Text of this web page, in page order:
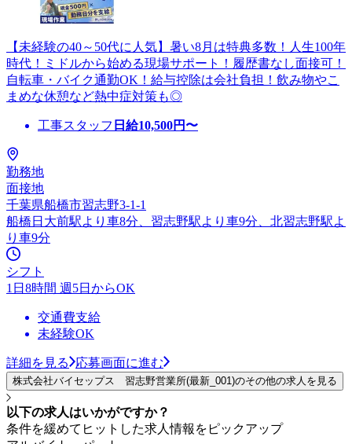
【未経験の40～50代に人気】暑い8月は特典多数！人生100年
時代！ミドルから始める現場サポート！履歴書なし面接可！
自転車・バイク通勤OK！給与控除は会社負担！飲み物やこ
まめな休憩など熱中症対策も◎
工事スタッフ 日給10,500円〜
勤務地
面接地
千葉県船橋市習志野3-1-1
船橋日大前駅より車8分、習志野駅より車9分、北習志野駅よ
り車9分
シフト
1日8時間 週5日からOK
交通費支給
未経験OK
詳細を見る 応募画面に進む
株式会社バイセップス 習志野営業所(最新_001)のその他の求人を見る
以下の求人はいかがですか？
条件を緩めてヒットした求人情報をピックアップ